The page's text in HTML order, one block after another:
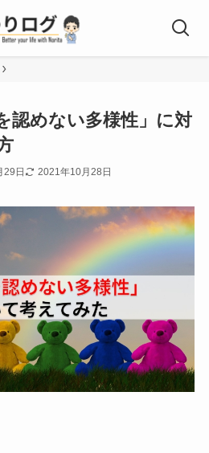
認めない多様性」に対
29日 2021年10月28日